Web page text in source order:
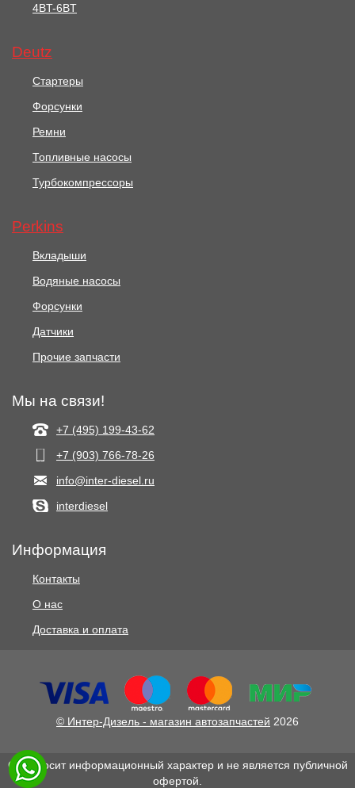
Клиновой Ремень
4BT-6BT
Deutz
Стартеры
Форсунки
Ремни
Топливные насосы
Турбокомпрессоры
Perkins
Вкладыши
Водяные насосы
Форсунки
Датчики
Прочие запчасти
Мы на связи!
+7 (495) 199-43-62
+7 (903) 766‑78-26
info@inter-diesel.ru
interdiesel
Информация
Контакты
О нас
Доставка и оплата
© Интер-Дизель - магазин автозапчастей 2026
Сайт носит информационный характер и не является публичной
офертой.